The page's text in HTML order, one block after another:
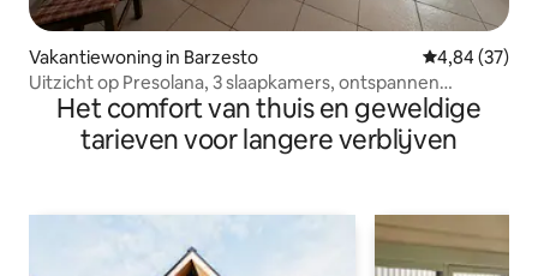
Vakantiewoning in Barzesto Gemiddelde
4,84 (37)
Uitzicht op Presolana, 3 slaapkamers, ontspannen
skiresort, trekking
Het comfort van thuis en geweldige
tarieven voor langere verblijven